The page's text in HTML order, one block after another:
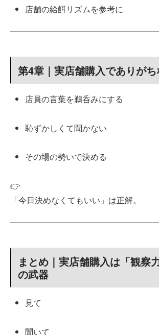
店舗の給餌リズムを参考に
第4章｜実店舗購入でありが
店員の言葉を鵜呑みにする
恥ずかしくて聞かない
その場の勢いで決める
👉
「今日決めなくてもいい」は正解。
まとめ｜実店舗購入は「観察
の武器
見て
聞いて